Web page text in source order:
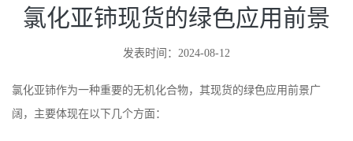
氯化亚铈现货的绿色应用前景
发表时间：2024-08-12
氯化亚铈作为一种重要的无机化合物，其现货的绿色应用前景广
阔，主要体现在以下几个方面：